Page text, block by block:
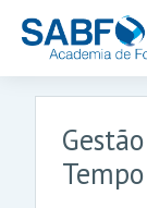
Ir para o conteúdo
Tempo